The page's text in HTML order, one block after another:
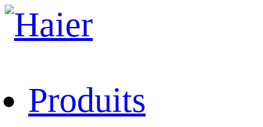
Produits